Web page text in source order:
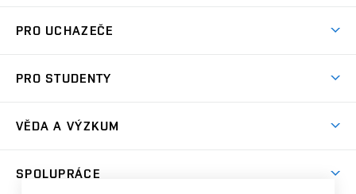
Koleje
Sport na VUT
Brno
PRO UCHAZEČE
Dny otevřených dveří
Celoživotní vzdělávání
PRO STUDENTY
Harmonogram akademického roku
Zpracování osobních údajů studentů
Sociální bezpečí
VĚDA A VÝZKUM
SPOLUPRÁCE